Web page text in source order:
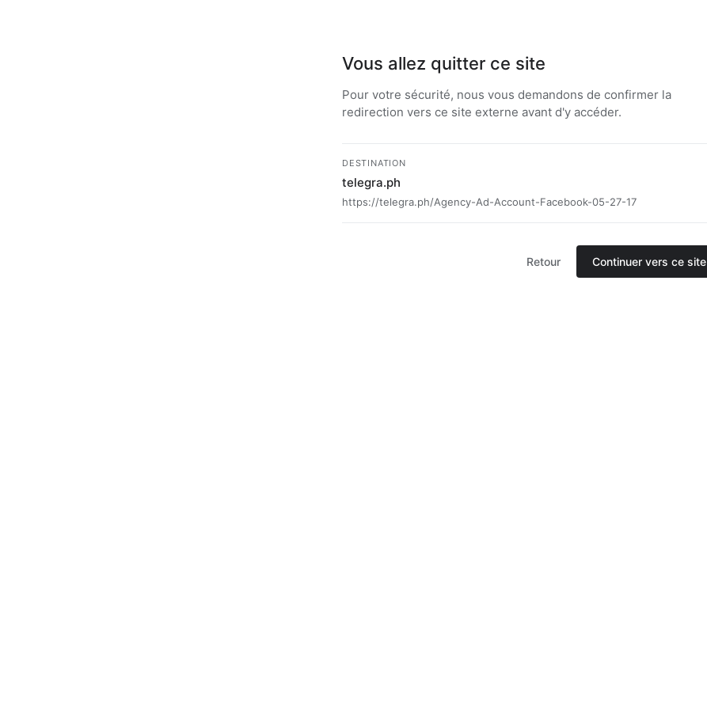
Vous allez quitter ce site
Pour votre sécurité, nous vous demandons de confirmer la
redirection vers ce site externe avant d'y accéder.
DESTINATION
telegra.ph
https://telegra.ph/Agency-Ad-Account-Facebook-05-27-17
Retour Continuer vers ce site